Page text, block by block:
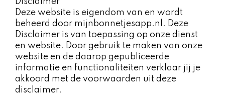
Deze website is eigendom van en wordt
beheerd door mijnbonnetjesapp.nl. Deze
Disclaimer is van toepassing op onze dienst
en website. Door gebruik te maken van onze
website en de daarop gepubliceerde
informatie en functionaliteiten verklaar jij je
akkoord met de voorwaarden uit deze
disclaimer.